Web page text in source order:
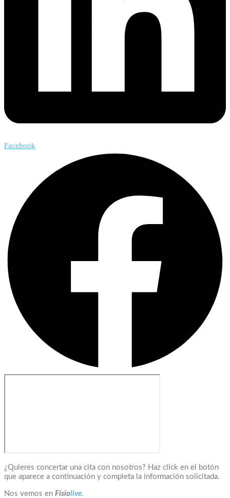
Facebook
¿Quieres concertar una cita con nosotros? Haz click en el botón
que aparece a continuación y completa la información solicitada.
Nos vemos en Fisiolive.